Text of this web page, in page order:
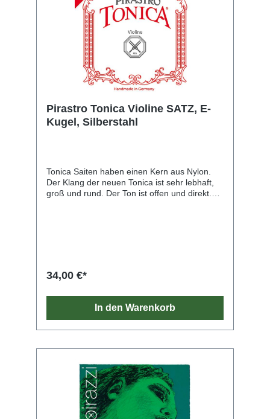
Pirastro Tonica Violine SATZ, E-
Kugel, Silberstahl
Tonica Saiten haben einen Kern aus Nylon.
Der Klang der neuen Tonica ist sehr lebhaft,
groß und rund. Der Ton ist offen und direkt.
prägnante Tonansätze
34,00 €*
In den Warenkorb